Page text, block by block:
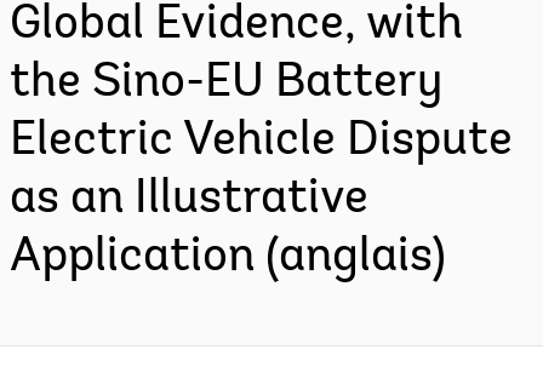
Global Evidence, with
the Sino-EU Battery
Electric Vehicle Dispute
as an Illustrative
Application (anglais)